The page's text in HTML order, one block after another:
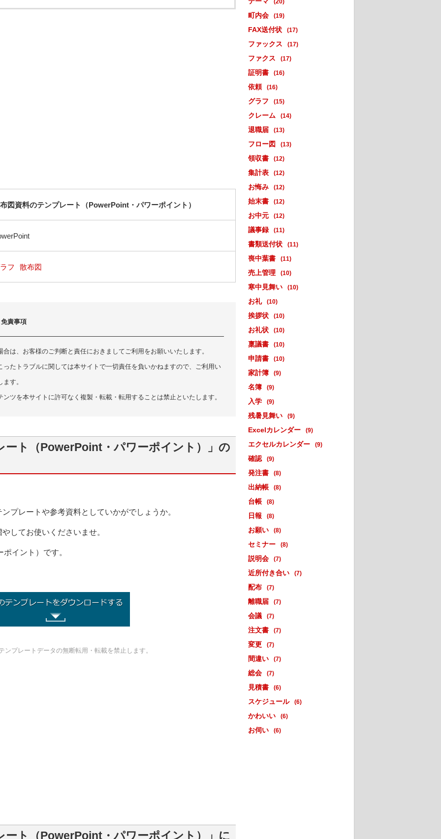
図資料のテンプレート（PowerPoint・パワーポイント）
フ 散布図
責事項
は、お客様のご判断と責任におきましてご利用をお願いいたします。
ったトラブルに関しては本サイトで一切責任を負いかねますので、ご利用い
す。
ツを本サイトに許可なく複製・転載・転用することは禁止といたします。
ート（PowerPoint・パワーポイント）」の
プレートや参考資料としていかがでしょうか。
してお使いくださいませ。
イント）です。
ンプレートデータの無断転用・転載を禁止します。
ート（PowerPoint・パワーポイント）」に
(20)
町内会 (19)
FAX送付状 (17)
ファックス (17)
ファクス (17)
証明書 (16)
依頼 (16)
グラフ (15)
クレーム (14)
退職届 (13)
フロー図 (13)
領収書 (12)
集計表 (12)
お悔み (12)
始末書 (12)
お中元 (12)
議事録 (11)
書類送付状 (11)
喪中葉書 (11)
売上管理 (10)
寒中見舞い (10)
お礼 (10)
挨拶状 (10)
お礼状 (10)
稟議書 (10)
申請書 (10)
家計簿 (9)
名簿 (9)
入学 (9)
残暑見舞い (9)
Excelカレンダー (9)
エクセルカレンダー (9)
確認 (9)
発注書 (8)
出納帳 (8)
台帳 (8)
日報 (8)
お願い (8)
セミナー (8)
説明会 (7)
近所付き合い (7)
配布 (7)
離職届 (7)
会議 (7)
注文書 (7)
変更 (7)
間違い (7)
総会 (7)
見積書 (6)
スケジュール (6)
かわいい (6)
お伺い (6)